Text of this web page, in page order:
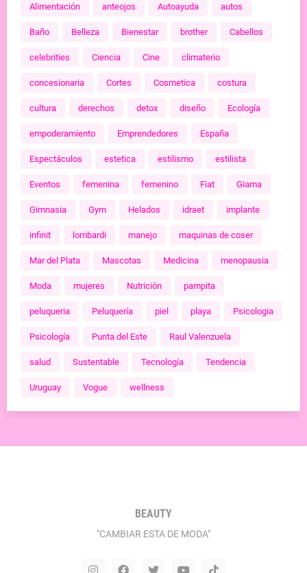
Alimentación anteojos Autoayuda autos
Baño Belleza Bienestar brother Cabellos
celebrities Ciencia Cine climaterio
concesionaria Cortes Cosmetica costura
cultura derechos detox diseño Ecología
empoderamiento Emprendedores España
Espectáculos estetica estilismo estilista
Eventos femenina femenino Fiat Giama
Gimnasia Gym Helados idraet implante
infinit lombardi manejo maquinas de coser
Mar del Plata Mascotas Medicina menopausia
Moda mujeres Nutrición pampita
peluqueria Peluquería piel playa Psicologia
Psicología Punta del Este Raul Valenzuela
salud Sustentable Tecnología Tendencia
Uruguay Vogue wellness
BEAUTY
"CAMBIAR ESTA DE MODA"